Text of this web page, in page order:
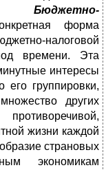
Бюджетно-
форма
налоговой
времени. Эта
интересы
его группировки,
других
жизни каждой
страновых
экономикам